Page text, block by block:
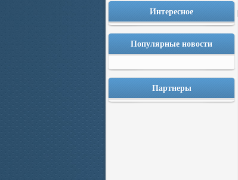
Интересное
Популярные новости
Партнеры